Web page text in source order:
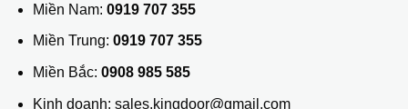
Miền Nam: 0919 707 355
Miền Trung: 0919 707 355
Miền Bắc: 0908 985 585
Kinh doanh: sales.kingdoor@gmail.com